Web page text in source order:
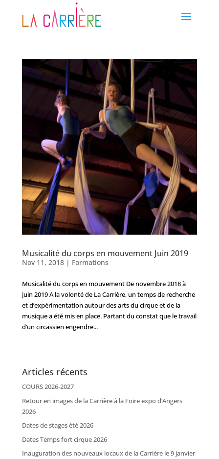
Musicalité du corps en mouvement Juin 2019
Nov 11, 2018| Formations
Musicalité du corps en mouvement De novembre 2018 à
juin 2019 A la volonté de La Carrière, un temps de recherche
et d’expérimentation autour des arts du cirque et de la
musique a été mis en place. Partant du constat que le travail
d’un circassien engendre...
Articles récents
COURS 2026-2027
Retour en images de la Carrière à la Foire expo d’Angers
2026
Dates de stages été 2026
Dates Temps fort cirque 2026
Inauguration des nouveaux locaux de la Carrière le 9 janvier